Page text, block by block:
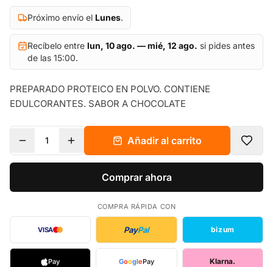
Próximo envío el Lunes.
Recíbelo entre lun, 10 ago. — mié, 12 ago. si pides antes
de las 15:00.
PREPARADO PROTEICO EN POLVO. CONTIENE
EDULCORANTES. SABOR A CHOCOLATE
1 Añadir al carrito
Comprar ahora
COMPRA RÁPIDA CON
VISA PayPal bizum
Pay GooglePay Klarna.